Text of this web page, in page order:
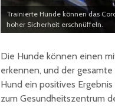
Trainierte Hunde können das
hoher Sicherheit erschnüffeln.
Die Hunde können einen
erkennen, und der
Hund ein positives
zum Gesundheitszentrum